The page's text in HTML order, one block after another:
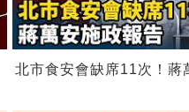
北市食安會缺席11次！蔣